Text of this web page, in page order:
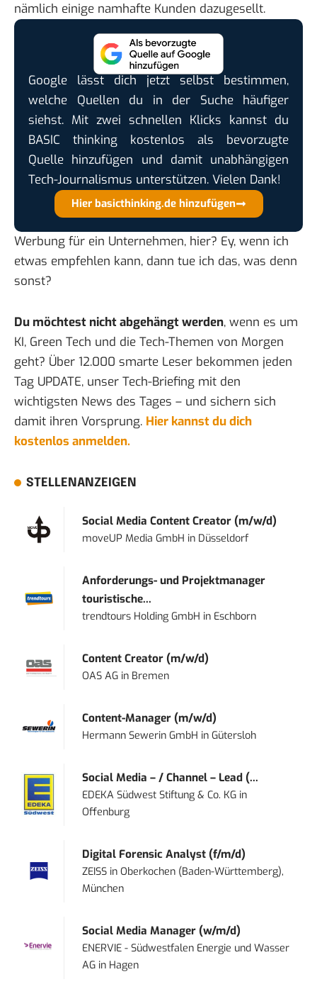
nämlich einige namhafte Kunden dazugesellt.
Google lässt dich jetzt selbst bestimmen,
welche Quellen du in der Suche häufiger
siehst. Mit zwei schnellen Klicks kannst du
BASIC thinking kostenlos als bevorzugte
Quelle hinzufügen und damit unabhängigen
Tech-Journalismus unterstützen. Vielen Dank!
Hier basicthinking.de hinzufügen
Werbung für ein Unternehmen, hier? Ey, wenn ich
etwas empfehlen kann, dann tue ich das, was denn
sonst?
Du möchtest nicht abgehängt werden, wenn es um
KI, Green Tech und die Tech-Themen von Morgen
geht? Über 12.000 smarte Leser bekommen jeden
Tag UPDATE, unser Tech-Briefing mit den
wichtigsten News des Tages – und sichern sich
damit ihren Vorsprung. Hier kannst du dich
kostenlos anmelden.
STELLENANZEIGEN
Social Media Content Creator (m/w/d)
moveUP Media GmbH in Düsseldorf
Anforderungs- und Projektmanager
touristische...
trendtours Holding GmbH in Eschborn
Content Creator (m/w/d)
OAS AG in Bremen
Content-Manager (m/w/d)
Hermann Sewerin GmbH inGütersloh
Social Media – / Channel – Lead (...
EDEKA Südwest Stiftung & Co. KG in
Offenburg
Digital Forensic Analyst (f/m/d)
ZEISS inOberkochen (Baden-Württemberg),
München
Social Media Manager (w/m/d)
ENERVIE - Südwestfalen Energie und Wasser
AG in Hagen